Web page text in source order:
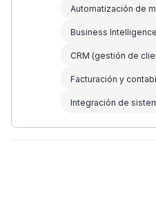
Automatización de
Business
CRM (gestión de
Facturación y
Integración de